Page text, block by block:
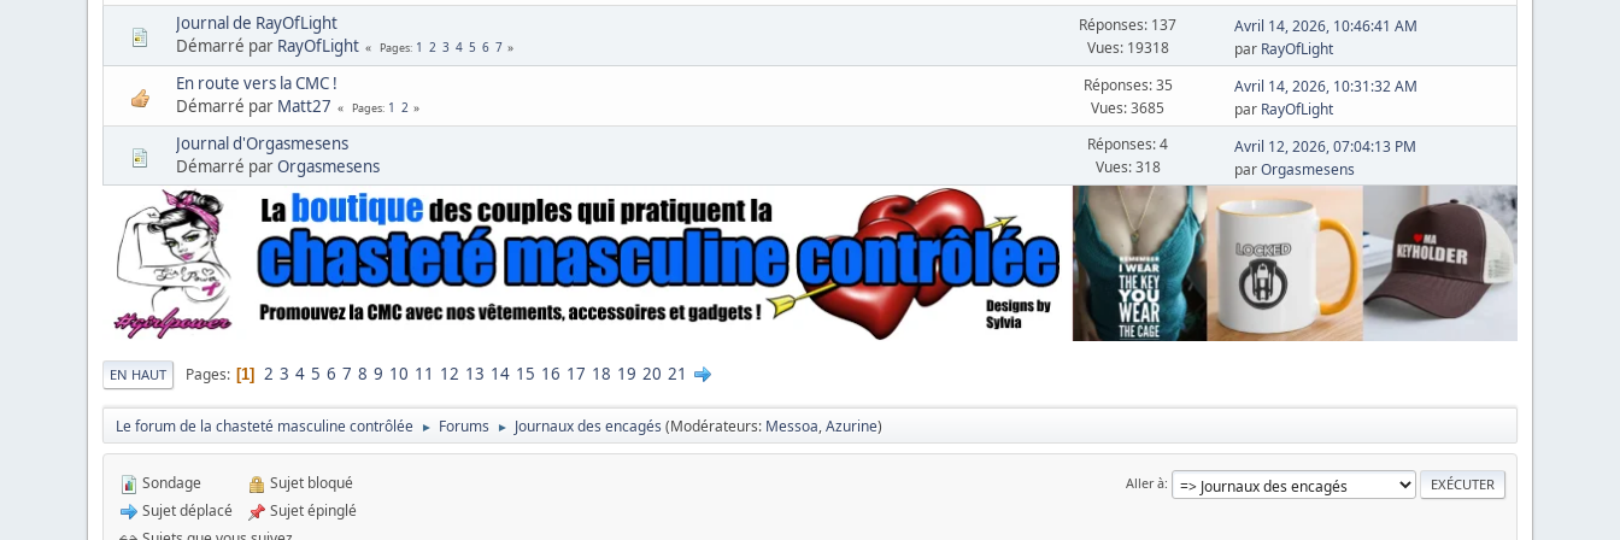
Journal de RayOfLight
Démarré par RayOfLight Pages 1 2 3 4 5 6 7
Réponses: 137
Vues: 19318
Avril 14, 2026, 10:46:41 AM
par RayOfLight
En route vers la CMC !
Démarré par Matt27 Pages 1 2
Réponses: 35
Vues: 3685
Avril 14, 2026, 10:31:32 AM
par RayOfLight
Journal d'Orgasmesens
Démarré parOrgasmesens
Réponses: 4
Vues: 318
Avril 12, 2026, 07:04:13 PM
parOrgasmesens
EN HAUT Pages 1 2 3 4 5 6 7 8 9 10 11 12 13 14 15 16 17 18 19 20 21
Le forum de la chasteté masculine contrôlée ► Forums ► Journaux des encagés (Modérateurs: Messoa,Azurine)
Aller à
Sondage
Sujet déplacé
Sujet bloqué
Sujet épinglé